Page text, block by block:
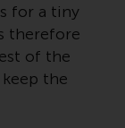
den
for a tiny
therefore
of the
the